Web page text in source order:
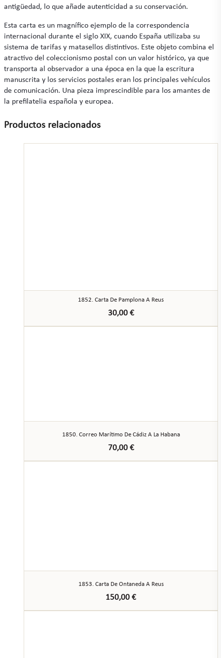
antigüedad, lo que añade autenticidad a su conservación.
Esta carta es un magnífico ejemplo de la correspondencia
internacional durante el siglo XIX, cuando España utilizaba su
sistema de tarifas y matasellos distintivos. Este objeto combina el
atractivo del coleccionismo postal con un valor histórico, ya que
transporta al observador a una época en la que la escritura
manuscrita y los servicios postales eran los principales vehículos
de comunicación. Una pieza imprescindible para los amantes de
la prefilatelia española y europea.
Productos relacionados
1852. Carta De Pamplona A Reus
30,00 €
1850. Correo Marítimo De Cádiz A La Habana
70,00 €
1853. Carta De Ontaneda A Reus
150,00 €